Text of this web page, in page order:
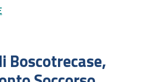
Boscotrecase,